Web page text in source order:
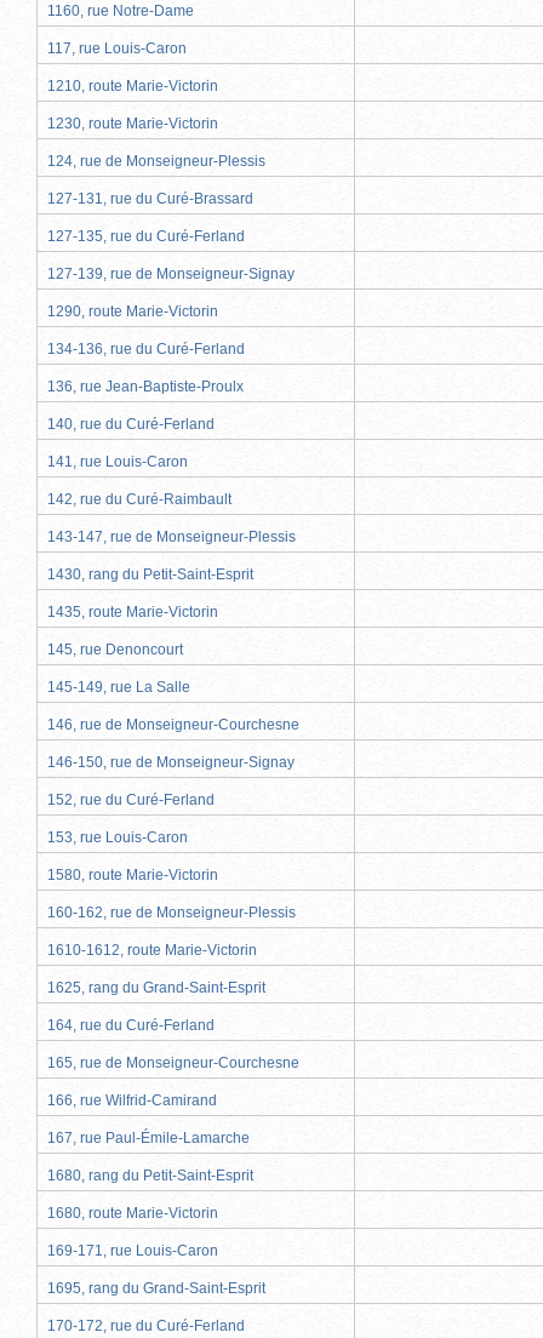
1160, rue Notre-Dame
117, rue Louis-Caron
1210, route Marie-Victorin
1230, route Marie-Victorin
124, rue de Monseigneur-Plessis
127-131, rue du Curé-Brassard
127-135, rue du Curé-Ferland
127-139, rue de Monseigneur-Signay
1290, route Marie-Victorin
134-136, rue du Curé-Ferland
136, rue Jean-Baptiste-Proulx
140, rue du Curé-Ferland
141, rue Louis-Caron
142, rue du Curé-Raimbault
143-147, rue de Monseigneur-Plessis
1430, rang du Petit-Saint-Esprit
1435, route Marie-Victorin
145, rue Denoncourt
145-149, rue La Salle
146, rue de Monseigneur-Courchesne
146-150, rue de Monseigneur-Signay
152, rue du Curé-Ferland
153, rue Louis-Caron
1580, route Marie-Victorin
160-162, rue de Monseigneur-Plessis
1610-1612, route Marie-Victorin
1625, rang du Grand-Saint-Esprit
164, rue du Curé-Ferland
165, rue de Monseigneur-Courchesne
166, rue Wilfrid-Camirand
167, rue Paul-Émile-Lamarche
1680, rang du Petit-Saint-Esprit
1680, route Marie-Victorin
169-171, rue Louis-Caron
1695, rang du Grand-Saint-Esprit
170-172, rue du Curé-Ferland